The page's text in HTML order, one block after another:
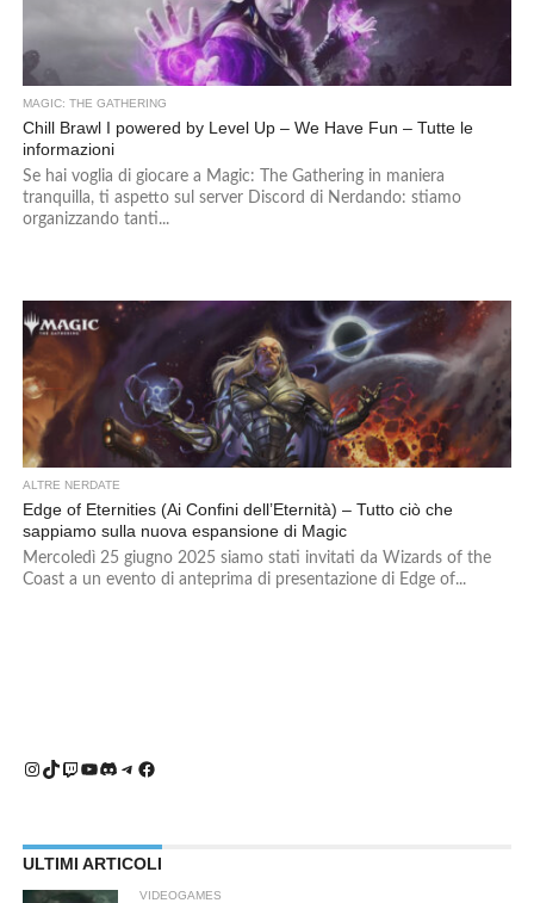
MAGIC: THE GATHERING
Chill Brawl I powered by Level Up – We Have Fun – Tutte le
informazioni
Se hai voglia di giocare a Magic: The Gathering in maniera
tranquilla, ti aspetto sul server Discord di Nerdando: stiamo
organizzando tanti...
ALTRE NERDATE
Edge of Eternities (Ai Confini dell’Eternità) – Tutto ciò che
sappiamo sulla nuova espansione di Magic
Mercoledì 25 giugno 2025 siamo stati invitati da Wizards of the
Coast a un evento di anteprima di presentazione di Edge of...
Instagram
TikTok
Twitch
YouTube
Discord
Telegram
Facebook
ULTIMI ARTICOLI
VIDEOGAMES